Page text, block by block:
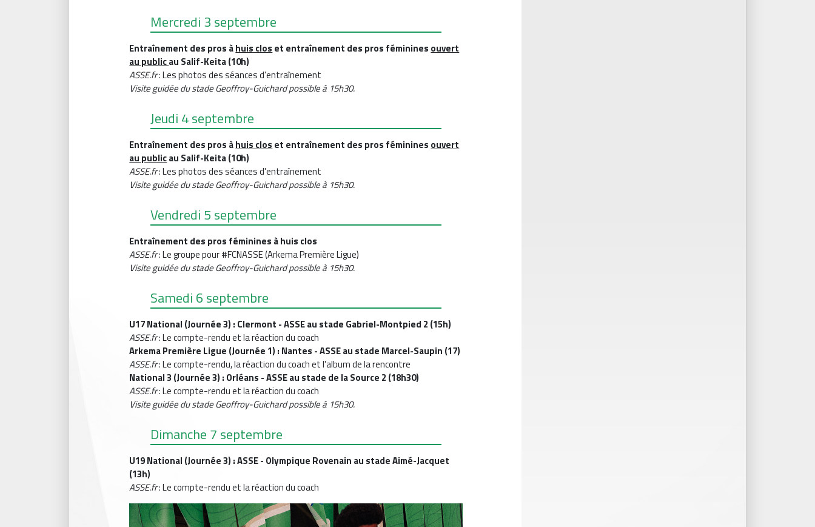
Mercredi 3 septembre
Entraînement des pros àhuis clos et entraînement des pros féminines ouvert
au publicau Salif-Keita (10h)
ASSE.fr: Les photos des séances d'entraînement
Visite guidée du stade Geoffroy-Guichard possible à 15h30.
Jeudi 4 septembre
Entraînement des pros àhuis clos et entraînement des pros féminines ouvert
au publicau Salif-Keita (10h)
ASSE.fr: Les photos des séances d'entraînement
Visite guidée du stade Geoffroy-Guichard possible à 15h30.
Vendredi 5 septembre
Entraînement des pros féminines à huis clos
ASSE.fr: Le groupe pour #FCNASSE (Arkema Première Ligue)
Visite guidée du stade Geoffroy-Guichard possible à 15h30.
Samedi 6 septembre
U17 National (Journée 3) : Clermont - ASSE au stade Gabriel-Montpied 2 (15h)
ASSE.fr: Le compte-rendu et la réaction du coach
Arkema Première Ligue (Journée 1) : Nantes - ASSE au stade Marcel-Saupin (17)
ASSE.fr: Le compte-rendu, la réaction du coach et l'album de la rencontre
National 3 (Journée 3) : Orléans - ASSE au stade de la Source 2 (18h30)
ASSE.fr: Le compte-rendu et la réaction du coach
Visite guidée du stade Geoffroy-Guichard possible à 15h30.
Dimanche 7 septembre
U19 National (Journée 3) : ASSE - Olympique Rovenain au stade Aimé-Jacquet
(13h)
ASSE.fr: Le compte-rendu et la réaction du coach